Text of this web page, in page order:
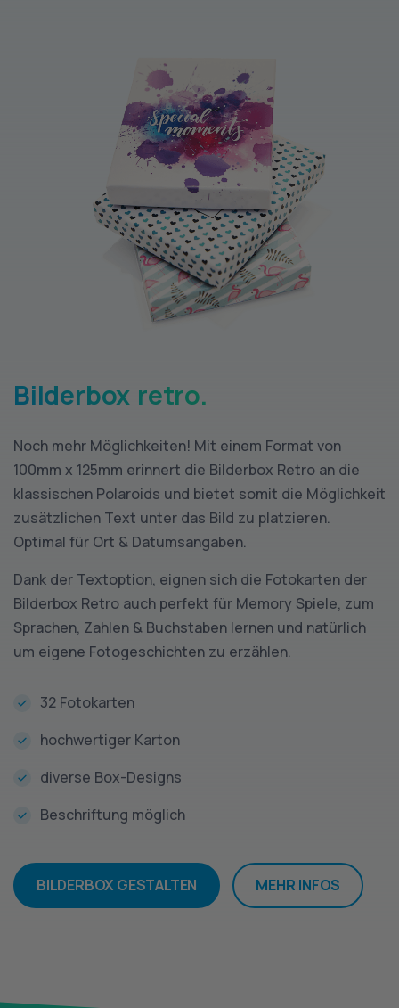
Bilderbox retro.
Noch mehr Möglichkeiten! Mit einem Format von
100mm x 125mm erinnert die Bilderbox Retro an die
klassischen Polaroids und bietet somit die Möglichkeit
zusätzlichen Text unter das Bild zu platzieren.
Optimal für Ort & Datumsangaben.
Dank der Textoption, eignen sich die Fotokarten der
Bilderbox Retro auch perfekt für Memory Spiele, zum
Sprachen, Zahlen & Buchstaben lernen und natürlich
um eigene Fotogeschichten zu erzählen.
32 Fotokarten
hochwertiger Karton
diverse Box-Designs
Beschriftung möglich
BILDERBOX GESTALTEN MEHR INFOS